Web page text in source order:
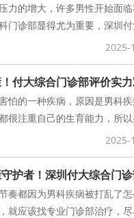
力的增大，许多男性开始面
门诊部显得尤为重要，深圳
2025-
付大综合门诊部评价实
的一种疾病，原因是男科疾
很注重自己的生育能力，所
病一旦发作，生活和工作都会
2025-
护者！深圳付大综合门
奏都因为男科疾病被打乱了
就应该找专业门诊部治疗，